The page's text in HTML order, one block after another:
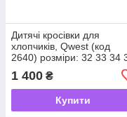
Дитячі кросівки для
хлопчиків, Qwest (код
2640) розміри: 32 33 34
1 400 ₴
Купити